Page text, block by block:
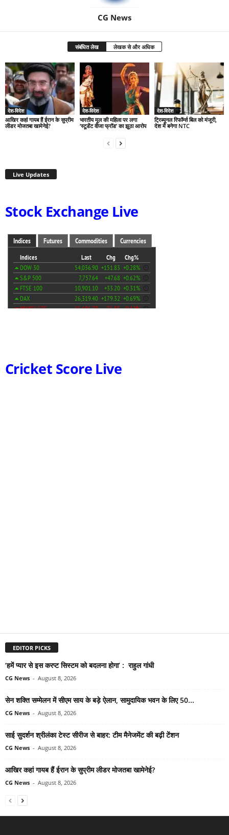
CG News
संबंधित लेख लेखक से और अधिक
देश-विदेश
आखिर कहां गायब हैं ईरान के सुप्रीम
लीडर मोजतबा खामेनेई?
देश-विदेश
भारतीय मूल की महिला पर लगा
‘स्टूडेंट वीजा फ्रॉड’ का झूठा आरोप
देश-विदेश
ट्रिब्यूनल रिफॉर्म्स बिल को मंजूरी,
देश में बनेगा NTC
Live Updates
Stock Exchange Live
Cricket Score Live
EDITOR PICKS
‘हमें प्यार से इस करप्ट सिस्टम को बदलना होगा’ : राहुल गांधी
CG News - August 8, 2026
सेन शक्ति सम्मेलन में सीएम साय के बड़े ऐलान, सामुदायिक भवन के लिए 50...
CG News - August 8, 2026
साई सुदर्शन श्रीलंका टेस्ट सीरीज से बाहर: टीम मैनेजमेंट की बढ़ी टेंशन
CG News - August 8, 2026
आखिर कहां गायब हैं ईरान के सुप्रीम लीडर मोजतबा खामेनेई?
CG News - August 8, 2026